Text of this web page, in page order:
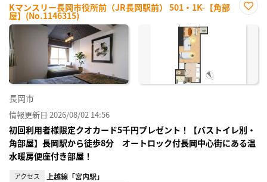
Kマンスリー長岡市役所前（JR長岡駅前） 501・1K-【角部
屋】(No.1146315)
に入
長岡市
情報更新日 2026/08/02 14:56
初回利用者様限定クオカード5千円プレゼント！【バストイレ別・
角部屋】長岡駅から徒歩8分 オートロック付長岡中心街にある温
水暖房便座付き部屋！
アクセス 上越線「宮内駅」